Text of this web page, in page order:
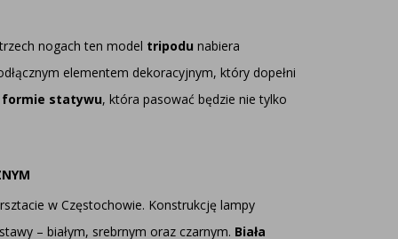
nogach ten model tripodu nabiera
elementem dekoracyjnym, który dopełni
statywu, która pasować będzie nie tylko
w Częstochowie. Konstrukcję lampy
– białym, srebrnym oraz czarnym. Biała